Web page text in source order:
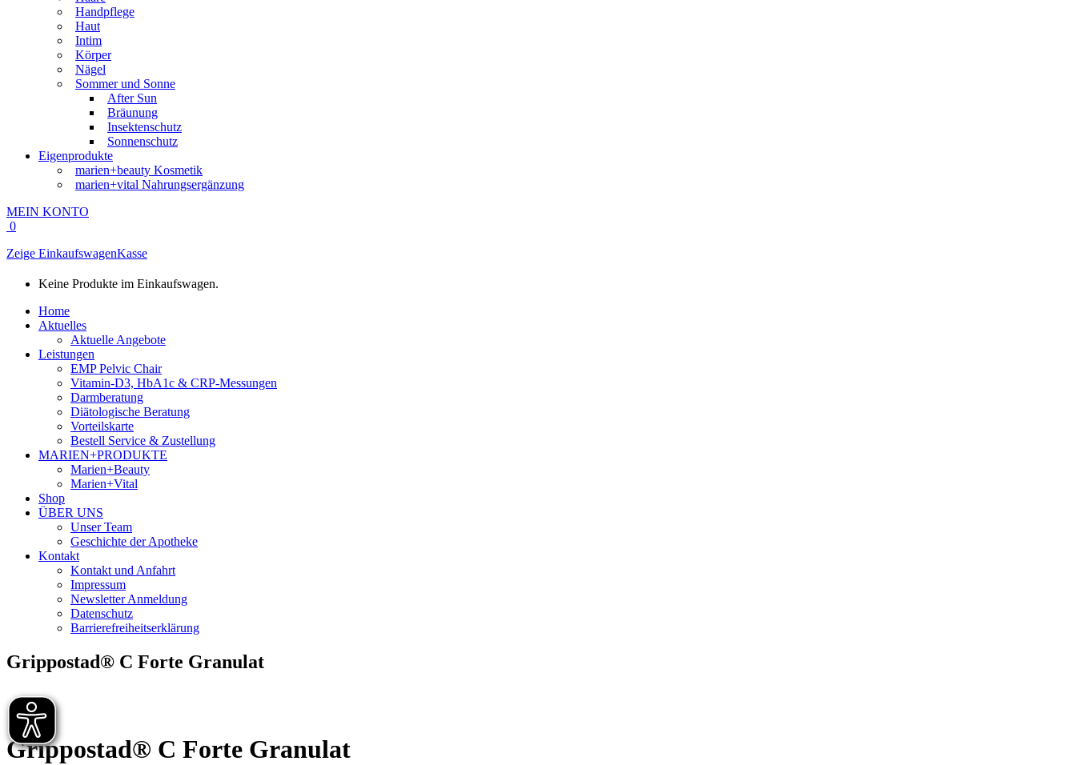
Handpflege
Haut
Intim
Körper
Nägel
Sommer und Sonne
After Sun
Bräunung
Insektenschutz
Sonnenschutz
Eigenprodukte
marien+beauty Kosmetik
marien+vital Nahrungsergänzung
MEIN KONTO
0
Zeige EinkaufswagenKasse
Keine Produkte im Einkaufswagen.
Home
Aktuelles
Aktuelle Angebote
Leistungen
EMP Pelvic Chair
Vitamin-D3, HbA1c & CRP-Messungen
Darmberatung
Diätologische Beratung
Vorteilskarte
Bestell Service & Zustellung
MARIEN+PRODUKTE
Marien+Beauty
Marien+Vital
Shop
ÜBER UNS
Unser Team
Geschichte der Apotheke
Kontakt
Kontakt und Anfahrt
Impressum
Newsletter Anmeldung
Datenschutz
Barrierefreiheitserklärung
Grippostad® C Forte Granulat
Grippostad® C Forte Granulat